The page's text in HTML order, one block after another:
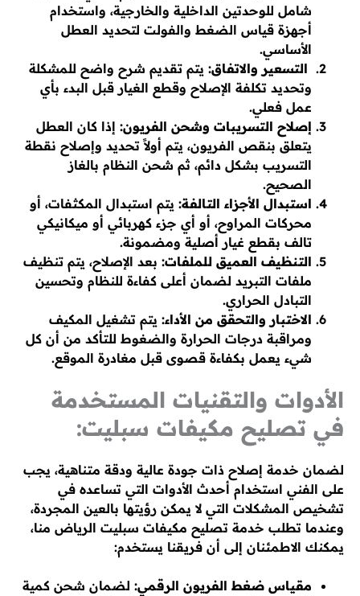
شامل للوحدتين الداخلية والخارجية، واستخدام
أجهزة قياس الضغط والفولت لتحديد العطل
الأساسي.
التسعير والاتفاق: يتم تقديم شرح واضح للمشكلة
وتحديد تكلفة الإصلاح وقطع الغيار قبل البدء بأي
عمل فعلي.
إصلاح التسريبات وشحن الفريون: إذا كان العطل
يتعلق بنقص الفريون، يتم أولاً تحديد وإصلاح نقطة
التسريب بشكل دائم، ثم شحن النظام بالغاز
الصحيح.
استبدال الأجزاء التالفة: يتم استبدال المكثفات، أو
محركات المراوح، أو أي جزء كهربائي أو ميكانيكي
تالف بقطع غيار أصلية ومضمونة.
التنظيف العميق للملفات: بعد الإصلاح، يتم تنظيف
ملفات التبريد لضمان أعلى كفاءة للنظام وتحسين
التبادل الحراري.
الاختبار والتحقق من الأداء: يتم تشغيل المكيف
ومراقبة درجات الحرارة والضغوط للتأكد من أن كل
شيء يعمل بكفاءة قصوى قبل مغادرة الموقع.
الأدوات والتقنيات المستخدمة
في تصليح مكيفات سبليت:
لضمان خدمة إصلاح ذات جودة عالية ودقة متناهية، يجب
على الفني استخدام أحدث الأدوات التي تساعده في
تشخيص المشكلات التي لا يمكن رؤيتها بالعين المجردة،
وعندما تطلب خدمة تصليح مكيفات سبليت الرياض منا،
يمكنك الاطمئنان إلى أن فريقنا يستخدم:
مقياس ضغط الفريون الرقمي: لضمان شحن كمية